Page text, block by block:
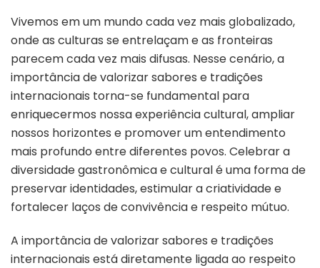
Vivemos em um mundo cada vez mais globalizado,
onde as culturas se entrelaçam e as fronteiras
parecem cada vez mais difusas. Nesse cenário, a
importância de valorizar sabores e tradições
internacionais torna-se fundamental para
enriquecermos nossa experiência cultural, ampliar
nossos horizontes e promover um entendimento
mais profundo entre diferentes povos. Celebrar a
diversidade gastronômica e cultural é uma forma de
preservar identidades, estimular a criatividade e
fortalecer laços de convivência e respeito mútuo.
A importância de valorizar sabores e tradições
internacionais está diretamente ligada ao respeito